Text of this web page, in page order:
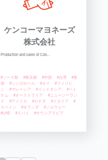
ケンコーマヨネーズ
株式会社
Production and sales of Coo...
#ソース類 #東京都 #中国 #台湾
#香
港
#シンガポール #タイ
#フィリピ
ン
#マレーシア #インドネシア
#ベト
ナム
#オーストラリア
#ニュージーラン
ド
#アメリカ #カナダ #イタリア
#
スペイン
#オランダ
#ノルウェー
#UAE
#ドバイ #サウジアラビア